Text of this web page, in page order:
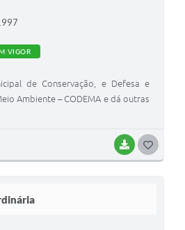
BAIXAR
VIGOR
de Conservação, e Defesa e
Ambiente – CODEMA e dá outras